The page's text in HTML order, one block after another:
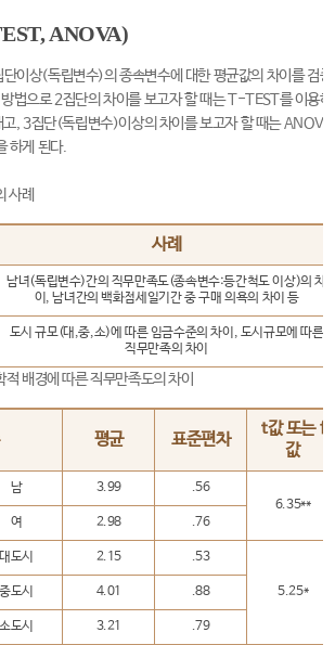
ANOVA)
이상(독립변수)의 종속변수에 대한 평균값의 차이를 검증
법으로 2집단의 차이를 보고자 할 때는 T-TEST를 이용하
, 3집단(독립변수)이상의 차이를 보고자 할 때는 ANOVA
하게 된다.
사례
사례
남녀(독립변수)간의 직무만족도(종속변수:등간척도 이상)의 차
이, 남녀간의 백화점세일기간 중 구매 의욕의 차이 등
도시 규모(대,중,소)에 따른 임금수준의 차이, 도시규모에 따른
직무만족의 차이
적 배경에 따른 직무만족도의 차이
평균 표준편차
t값 또는 f
값
남 3.99
.56
6.35**
여
2.98 .76
대도시 2.15 .53
5.25*
중도시 4.01 .88
소도시 3.21 .79